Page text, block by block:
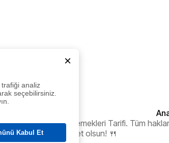
- 2026 Pratik Ev Yemekleri Tarifi. Tüm hakları
Afiyet olsun! 🍴
×
analiz
seçebilirsiniz.
Kabul Et